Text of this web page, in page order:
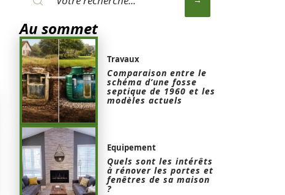
Au sommet
Travaux
Comparaison entre le
schéma d’une fosse
septique de 1960 et les
modèles actuels
Equipement
Quels sont les intérêts
à rénover les portes et
fenêtres de sa maison
?